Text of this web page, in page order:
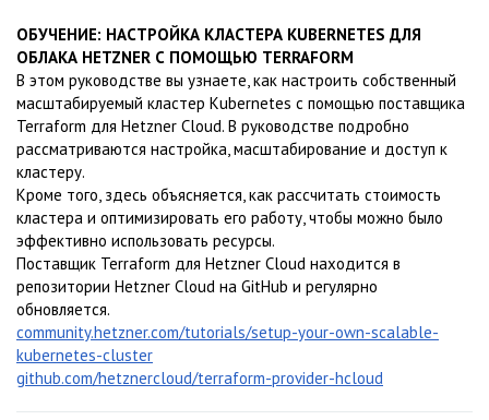
ОБУЧЕНИЕ: НАСТРОЙКА КЛАСТЕРА KUBERNETES ДЛЯ
ОБЛАКА HETZNER С ПОМОЩЬЮ TERRAFORM
В этом руководстве вы узнаете, как настроить собственный
масштабируемый кластер Kubernetes с помощью поставщика
Terraform для Hetzner Cloud. В руководстве подробно
рассматриваются настройка, масштабирование и доступ к
кластеру.
Кроме того, здесь объясняется, как рассчитать стоимость
кластера и оптимизировать его работу, чтобы можно было
эффективно использовать ресурсы.
Поставщик Terraform для Hetzner Cloud находится в
репозитории Hetzner Cloud на GitHub и регулярно
обновляется.
community.hetzner.com/tutorials/setup-your-own-scalable-
kubernetes-cluster
github.com/hetznercloud/terraform-provider-hcloud